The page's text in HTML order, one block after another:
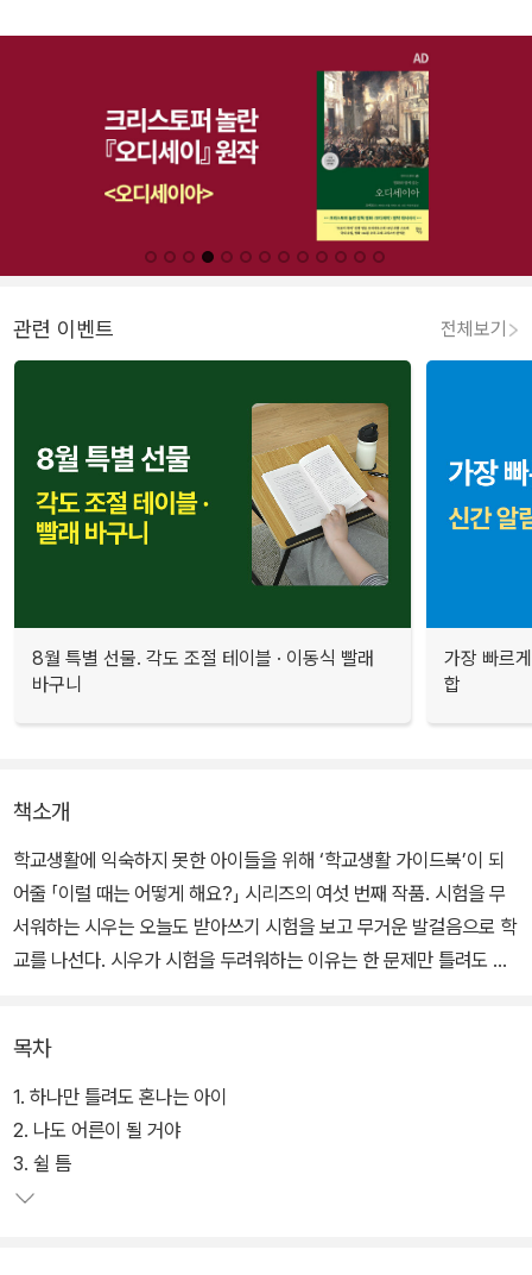
관련 이벤트 전체보기
8월 특별 선물. 각도 조절 테이블 · 이동식 빨래
바구니
가장 빠르
합
책소개
학교생활에 익숙하지 못한 아이들을 위해 ‘학교생활 가이드북’이 되
어줄 「이럴 때는 어떻게 해요?」 시리즈의 여섯 번째 작품. 시험을 무
서워하는 시우는 오늘도 받아쓰기 시험을 보고 무거운 발걸음으로 학
교를 나선다. 시우가 시험을 두려워하는 이유는 한 문제만 틀려도 화
소리를 지른다. 엄마도 시험도 공부도 모두 싫어진 시우는 지금 상황
에서 도망가고 싶은데…….
이 작품은 단순히 학업에 대한 지침을 제공하는 것을 넘어, 실패를 용
인하고, 꾸준한 노력의 가치를 알려 준다. 공부를 싫어하고 시험을 피
목차
1. 하나만 틀려도 혼나는 아이
2. 나도 어른이 될 거야
3. 쉴 틈